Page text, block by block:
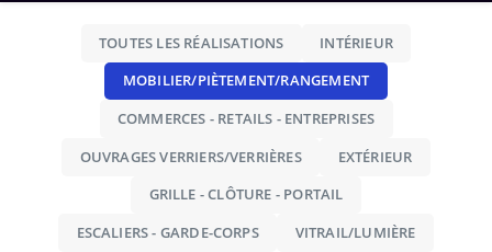
TOUTES LES RÉALISATIONS INTÉRIEUR
MOBILIER/PIÈTEMENT/RANGEMENT
COMMERCES - RETAILS - ENTREPRISES
OUVRAGES VERRIERS/VERRIÈRES EXTÉRIEUR
GRILLE - CLÔTURE - PORTAIL
ESCALIERS - GARDE-CORPS VITRAIL/LUMIÈRE